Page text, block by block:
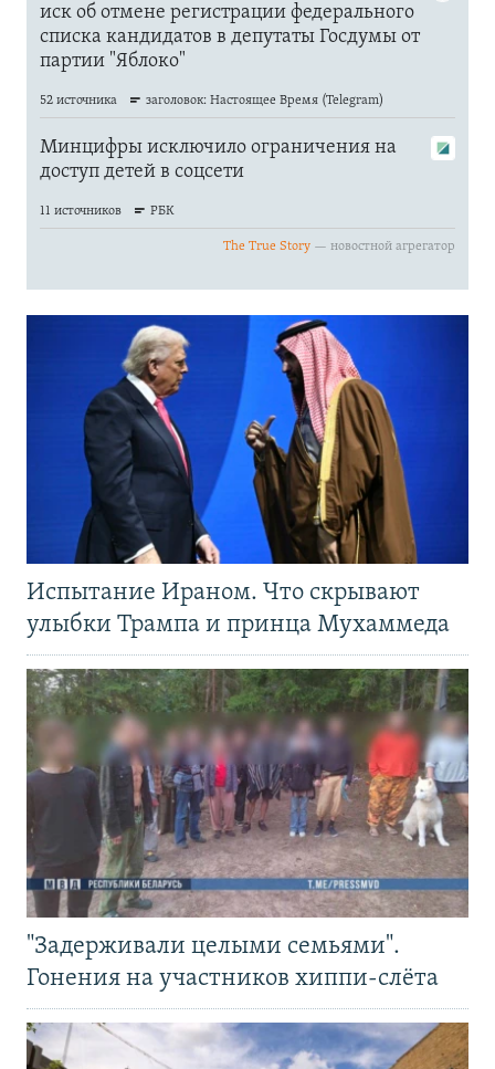
Испытание Ираном. Что скрывают
улыбки Трампа и принца Мухаммеда
"Задерживали целыми семьями".
Гонения на участников хиппи-слёта